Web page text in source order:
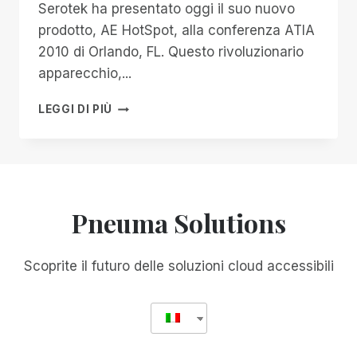
Serotek ha presentato oggi il suo nuovo
prodotto, AE HotSpot, alla conferenza ATIA
2010 di Orlando, FL. Questo rivoluzionario
apparecchio,...
LEGGI DI PIÙ L'APPLIANCE
LOCALI
Pneuma Solutions
Scoprite il futuro delle soluzioni cloud accessibili